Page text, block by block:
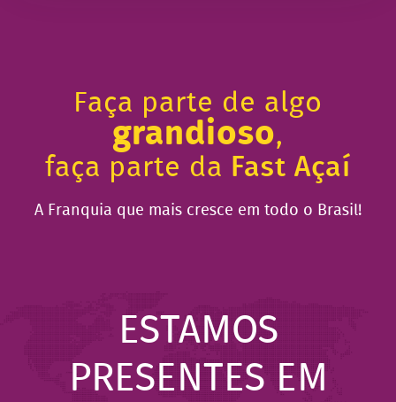
Faça parte de algo
grandioso,
faça parte da Fast Açaí
A Franquia que mais cresce em todo o Brasil!
ESTAMOS
PRESENTES EM